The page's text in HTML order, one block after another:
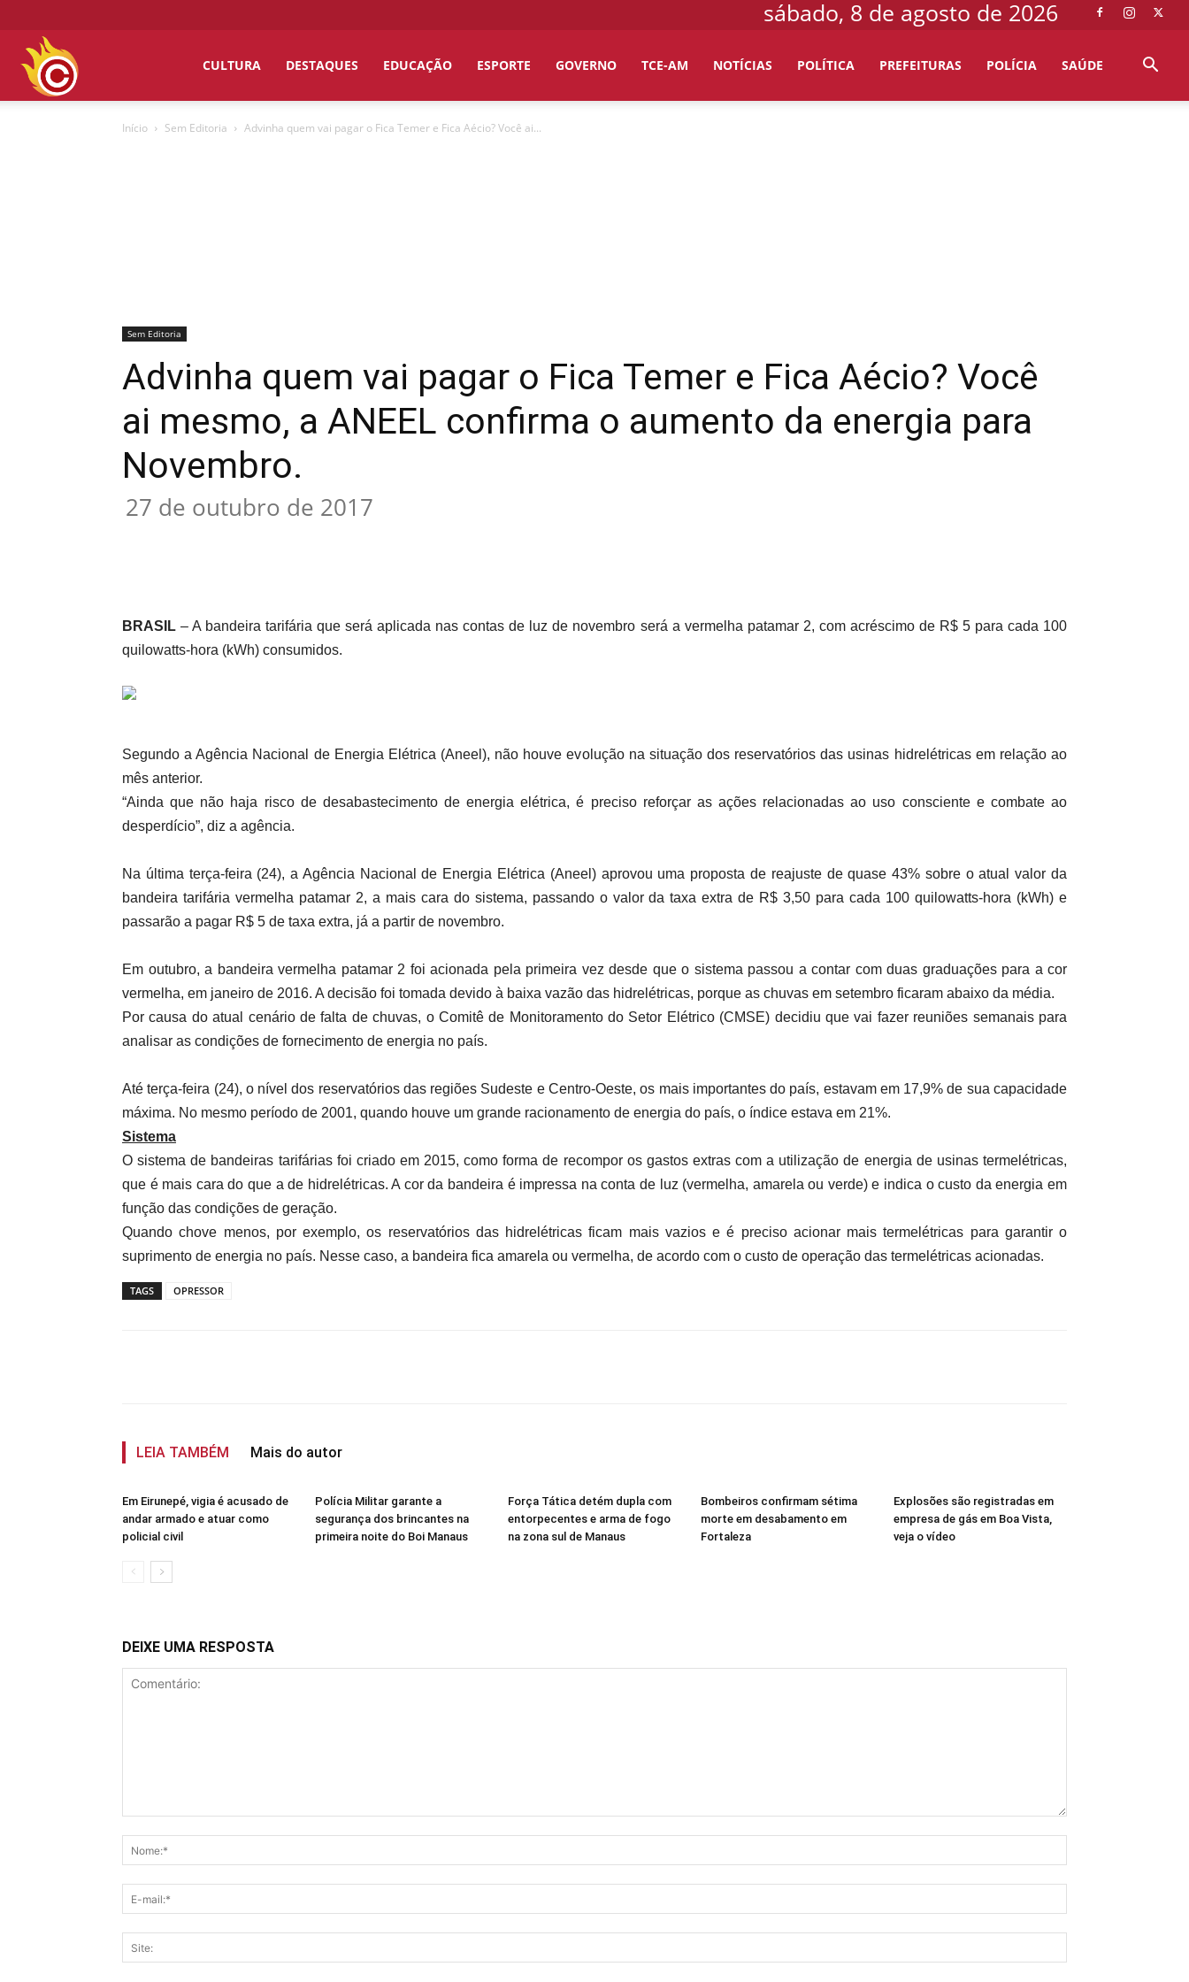
sábado, 8 de agosto de 2026
CULTURA DESTAQUES EDUCAÇÃO ESPORTE GOVERNO TCE-AM NOTÍCIAS POLÍTICA PREFEITURAS POLÍCIA SAÚDE
Início Sem Editoria Advinha quem vai pagar o Fica Temer e Fica Aécio? Você ai...
Sem Editoria
Advinha quem vai pagar o Fica Temer e Fica Aécio? Você
ai mesmo, a ANEEL confirma o aumento da energia para
Novembro.
27 de outubro de 2017
BRASIL – A bandeira tarifária que será aplicada nas contas de luz de novembro será a vermelha patamar 2, com acréscimo de R$ 5 para cada 100
quilowatts-hora (kWh) consumidos.
Segundo a Agência Nacional de Energia Elétrica (Aneel), não houve evolução na situação dos reservatórios das usinas hidrelétricas em relação ao
mês anterior.
“Ainda que não haja risco de desabastecimento de energia elétrica, é preciso reforçar as ações relacionadas ao uso consciente e combate ao
desperdício”, diz a agência.
Na última terça-feira (24), a Agência Nacional de Energia Elétrica (Aneel) aprovou uma proposta de reajuste de quase 43% sobre o atual valor da
bandeira tarifária vermelha patamar 2, a mais cara do sistema, passando o valor da taxa extra de R$ 3,50 para cada 100 quilowatts-hora (kWh) e
passarão a pagar R$ 5 de taxa extra, já a partir de novembro.
Em outubro, a bandeira vermelha patamar 2 foi acionada pela primeira vez desde que o sistema passou a contar com duas graduações para a cor
vermelha, em janeiro de 2016. A decisão foi tomada devido à baixa vazão das hidrelétricas, porque as chuvas em setembro ficaram abaixo da média.
Por causa do atual cenário de falta de chuvas, o Comitê de Monitoramento do Setor Elétrico (CMSE) decidiu que vai fazer reuniões semanais para
analisar as condições de fornecimento de energia no país.
Até terça-feira (24), o nível dos reservatórios das regiões Sudeste e Centro-Oeste, os mais importantes do país, estavam em 17,9% de sua capacidade
máxima. No mesmo período de 2001, quando houve um grande racionamento de energia do país, o índice estava em 21%.
Sistema
O sistema de bandeiras tarifárias foi criado em 2015, como forma de recompor os gastos extras com a utilização de energia de usinas termelétricas,
que é mais cara do que a de hidrelétricas. A cor da bandeira é impressa na conta de luz (vermelha, amarela ou verde) e indica o custo da energia em
função das condições de geração.
Quando chove menos, por exemplo, os reservatórios das hidrelétricas ficam mais vazios e é preciso acionar mais termelétricas para garantir o
suprimento de energia no país. Nesse caso, a bandeira fica amarela ou vermelha, de acordo com o custo de operação das termelétricas acionadas.
TAGS OPRESSOR
LEIA TAMBÉM Mais do autor
Em Eirunepé, vigia é acusado de
andar armado e atuar como
policial civil
Polícia Militar garante a
segurança dos brincantes na
primeira noite do Boi Manaus
Força Tática detém dupla com
entorpecentes e arma de fogo
na zona sul de Manaus
Bombeiros confirmam sétima
morte em desabamento em
Fortaleza
Explosões são registradas em
empresa de gás em Boa Vista,
veja o vídeo
DEIXE UMA RESPOSTA